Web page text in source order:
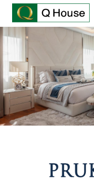
บ้านเดี่ยว
ทาวน์โฮม
คอนโดมิเนียม
ต่างจังหวัด